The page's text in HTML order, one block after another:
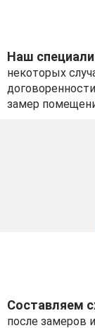
Наш
некоторых
замер
Составляем
после замеров